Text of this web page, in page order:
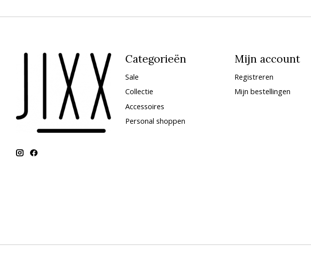
Categorieën
Sale
Collectie
Accessoires
Personal shoppen
Mijn account
Registreren
Mijn bestellingen